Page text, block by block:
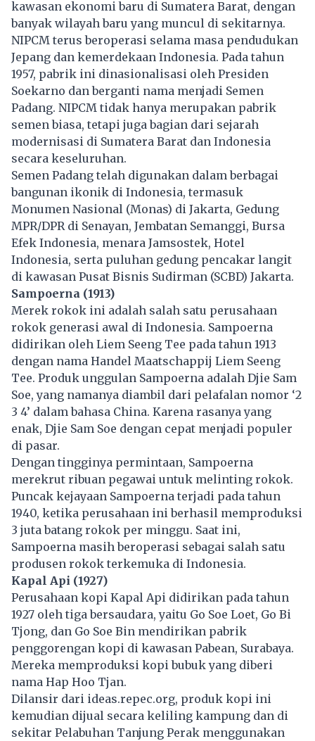
kawasan ekonomi baru di Sumatera Barat, dengan
banyak wilayah baru yang muncul di sekitarnya.
NIPCM terus beroperasi selama masa pendudukan
Jepang dan kemerdekaan Indonesia. Pada tahun
1957, pabrik ini dinasionalisasi oleh Presiden
Soekarno dan berganti nama menjadi Semen
Padang. NIPCM tidak hanya merupakan pabrik
semen biasa, tetapi juga bagian dari sejarah
modernisasi di Sumatera Barat dan Indonesia
secara keseluruhan.
Semen Padang telah digunakan dalam berbagai
bangunan ikonik di Indonesia, termasuk
Monumen Nasional (Monas) di Jakarta, Gedung
MPR/DPR di Senayan, Jembatan Semanggi, Bursa
Efek Indonesia, menara Jamsostek, Hotel
Indonesia, serta puluhan gedung pencakar langit
di kawasan Pusat Bisnis Sudirman (SCBD) Jakarta.
Sampoerna (1913)
Merek rokok ini adalah salah satu perusahaan
rokok generasi awal di Indonesia. Sampoerna
didirikan oleh Liem Seeng Tee pada tahun 1913
dengan nama Handel Maatschappij Liem Seeng
Tee. Produk unggulan Sampoerna adalah Djie Sam
Soe, yang namanya diambil dari pelafalan nomor ‘2
3 4’ dalam bahasa China. Karena rasanya yang
enak, Djie Sam Soe dengan cepat menjadi populer
di pasar.
Dengan tingginya permintaan, Sampoerna
merekrut ribuan pegawai untuk melinting rokok.
Puncak kejayaan Sampoerna terjadi pada tahun
1940, ketika perusahaan ini berhasil memproduksi
3 juta batang rokok per minggu. Saat ini,
Sampoerna masih beroperasi sebagai salah satu
produsen rokok terkemuka di Indonesia.
Kapal Api (1927)
Perusahaan kopi Kapal Api didirikan pada tahun
1927 oleh tiga bersaudara, yaitu Go Soe Loet, Go Bi
Tjong, dan Go Soe Bin mendirikan pabrik
penggorengan kopi di kawasan Pabean, Surabaya.
Mereka memproduksi kopi bubuk yang diberi
nama Hap Hoo Tjan.
Dilansir dari ideas.repec.org, produk kopi ini
kemudian dijual secara keliling kampung dan di
sekitar Pelabuhan Tanjung Perak menggunakan